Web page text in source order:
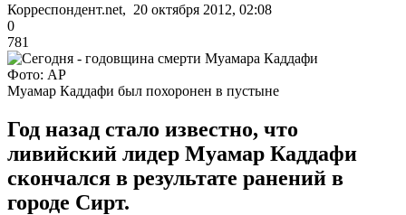
Корреспондент.net, 20 октября 2012, 02:08
0
781
Фото: АР
Муамар Каддафи был похоронен в пустыне
Год назад стало известно, что
ливийский лидер Муамар Каддафи
скончался в результате ранений в
городе Сирт.